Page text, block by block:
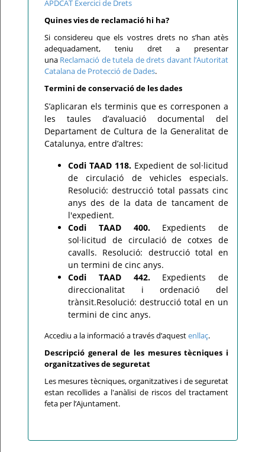
APDCAT Exercici de Drets
Quines vies de reclamació hi ha?
Si considereu que els vostres drets no s’han atès
adequadament, teniu dret a presentar
una Reclamació de tutela de drets davant l’Autoritat
Catalana de Protecció de Dades.
Termini de conservació de les dades
S’aplicaran els terminis que es corresponen a
les taules d’avaluació documental del
Departament de Cultura de la Generalitat de
Catalunya, entre d’altres:
Codi TAAD 118. Expedient de sol·licitud
de circulació de vehicles especials.
Resolució: destrucció total passats cinc
anys des de la data de tancament de
l'expedient.
Codi TAAD 400.Expedients de
sol·licitud de circulació de cotxes de
cavalls. Resolució: destrucció total en
un termini de cinc anys.
Codi TAAD 442.Expedients de
direccionalitat i ordenació del
trànsit.Resolució: destrucció total en un
termini de cinc anys.
Accediu a la informació a través d’aquestenllaç.
Descripció general de les mesures tècniques i
organitzatives de seguretat
Les mesures tècniques, organitzatives i de seguretat
estan recollides a l'anàlisi de riscos del tractament
feta per l’Ajuntament.